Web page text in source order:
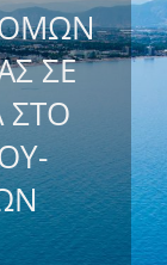
ΣΕ
ΣΤΟ